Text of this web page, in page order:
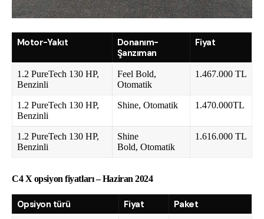
Motor-Yakıt
Donanım-
Şanzıman
Fiyat
1.2 PureTech 130 HP,
Benzinli
Feel Bold,
Otomatik
1.467.000 TL
1.2 PureTech 130 HP,
Benzinli
Shine, Otomatik 1.470.000TL
1.2 PureTech 130 HP,
Benzinli
Shine
Bold, Otomatik
1.616.000 TL
C4 X opsiyon fiyatları – Haziran 2024
Opsiyon türü Fiyat Paket